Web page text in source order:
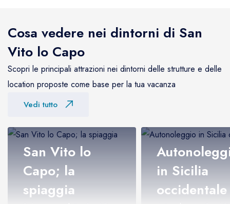
Cosa vedere nei dintorni di San
Vito lo Capo
Scopri le principali attrazioni nei dintorni delle strutture e delle
location proposte come base per la tua vacanza
Vedi tutto
San Vito lo
Capo; la
spiaggia
in Sicilia
occidentale